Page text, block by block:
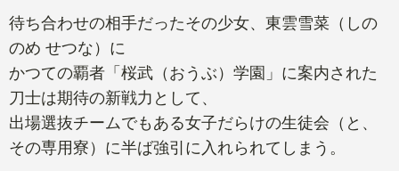
待ち合わせの相手だったその少女、東雲雪菜（しの
のめ せつな）に
かつての覇者「桜武（おうぶ）学園」に案内された
刀士は期待の新戦力として、
出場選抜チームでもある女子だらけの生徒会（と、
その専用寮）に半ば強引に入れられてしまう。